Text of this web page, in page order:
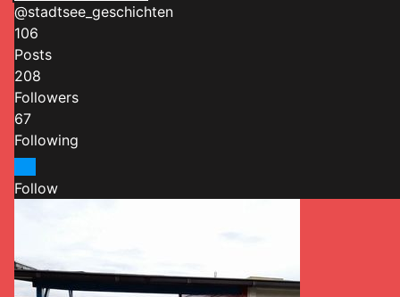
@stadtsee_geschichten
106
Posts
208
Followers
67
Following
Follow